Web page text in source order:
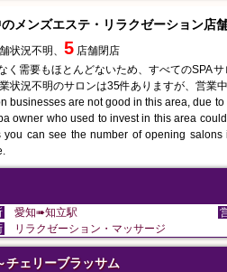
メンズエステ・リラクゼーション店
状況不明、 5 店舗閉店
く需要もほとんどないため、すべてのSPA
状況不明のサロンは35件ありますが、営業
businesses are not good in this area, due
owner who used to invest in this area
you can see the number of opening
愛知➠知立駅
リラクゼーション・マッサージ
ェリーブラッサム